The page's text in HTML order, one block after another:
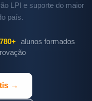
LPI e suporte do maior
país.
alunos formados
→